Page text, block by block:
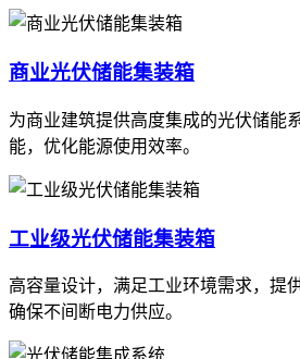
商业光伏储能集装箱
为商业建筑提供高度集成的光伏储能
能，优化能源使用效率。
工业级光伏储能集装箱
高容量设计，满足工业环境需求，提
确保不间断电力供应。